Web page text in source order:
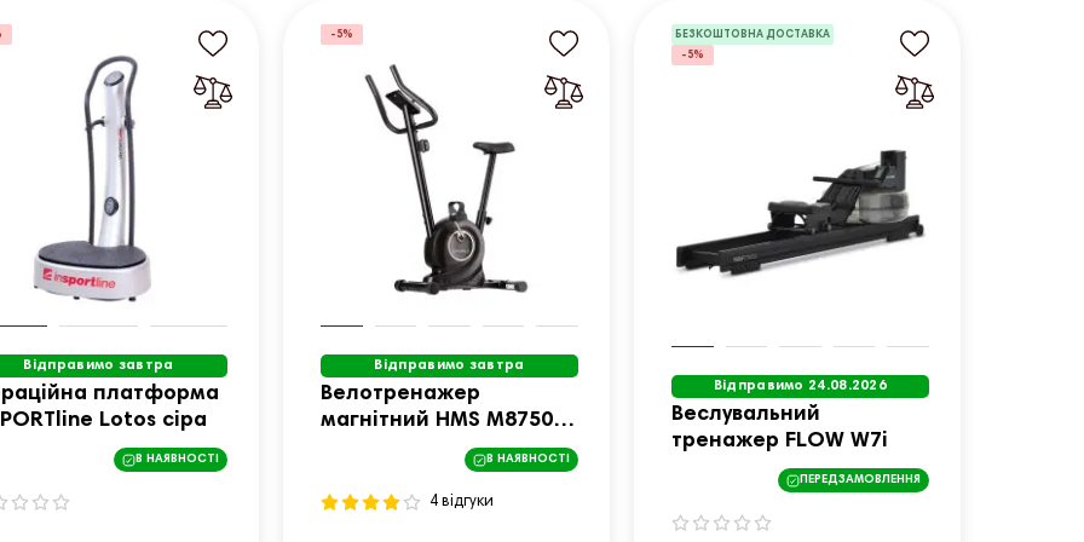
Відправимо завтра
платформа
Lotos сіра
В НАЯВНОСТІ
-5%
Відправимо завтра
Велотренажер
магнітний HMS M8750
В НАЯВНОСТІ
4 відгуки
БЕЗКОШТОВНА ДОСТАВКА
-5%
Відправимо 24.08.2026
Веслувальний
тренажер FLOW W7i
ПЕРЕДЗАМОВЛЕННЯ